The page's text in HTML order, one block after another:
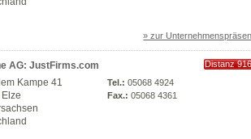
» zur
AG: JustFirms.com
Distanz
Kampe 41
Tel.: 05068 4924
Fax.: 05068 4361